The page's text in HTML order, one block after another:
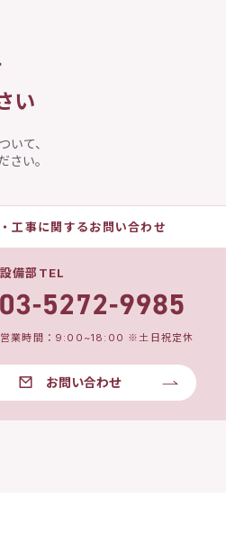
い
て、
さい。
工事に関するお問い合わせ
設備部TEL
営業時間：9:00~18:00 ※土日祝定休
お問い合わせ